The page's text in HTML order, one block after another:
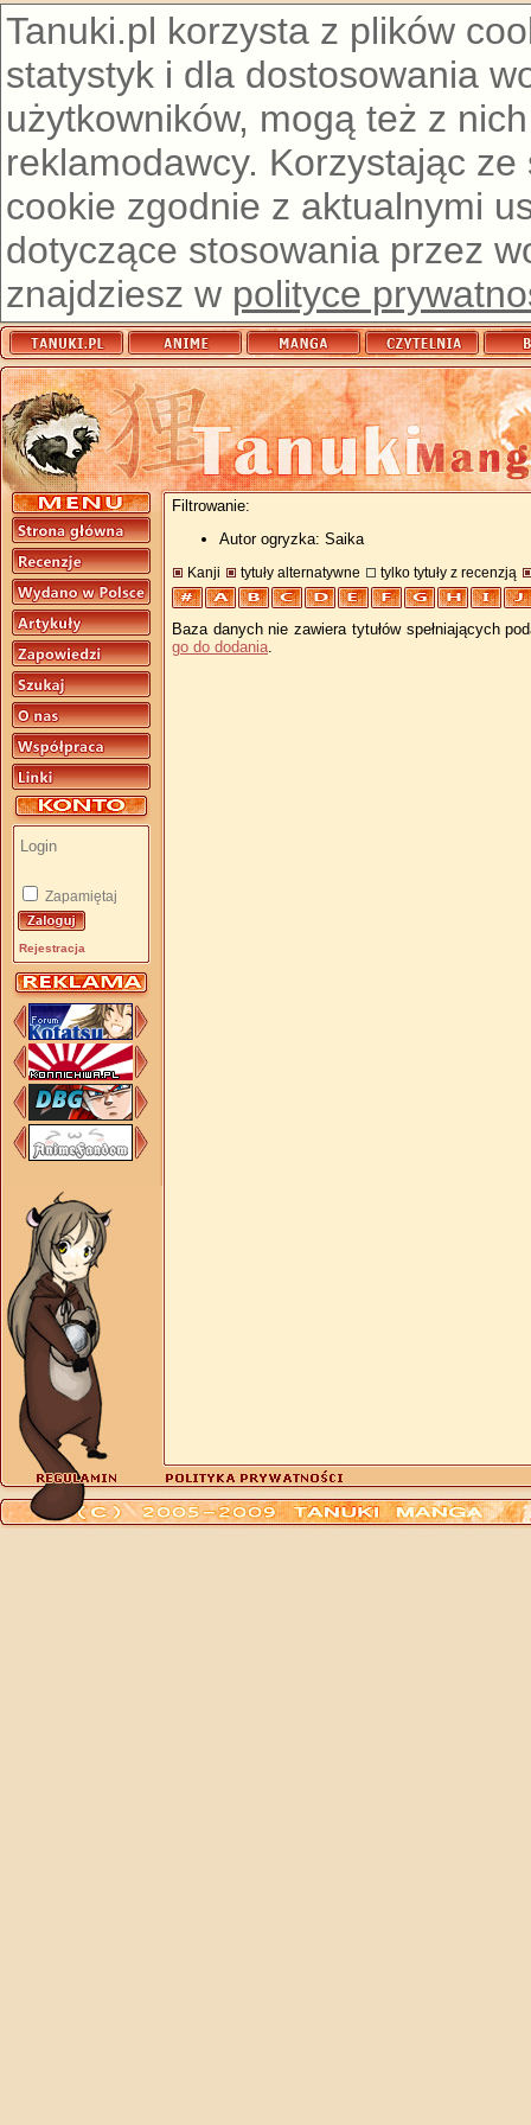
Tanuki.pl korzysta z plików
statystyk i dla dostosowania
użytkowników, mogą też z
reklamodawcy. Korzystając
cookie zgodnie z aktualnymi
dotyczące stosowania przez
znajdziesz w polityce
Zapamiętaj
Rejestracja
Filtrowanie:
Autor ogryzka: Saika
Kanji tytuły alternatywne tylko tytuły z recenzją
Baza danych nie zawiera tytułów spełniających
go do dodania.